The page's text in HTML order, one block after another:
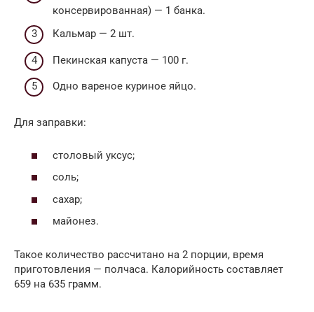
консервированная) — 1 банка.
Кальмар — 2 шт.
Пекинская капуста — 100 г.
Одно вареное куриное яйцо.
Для заправки:
столовый уксус;
соль;
сахар;
майонез.
Такое количество рассчитано на 2 порции, время
приготовления — полчаса. Калорийность составляет
659 на 635 грамм.